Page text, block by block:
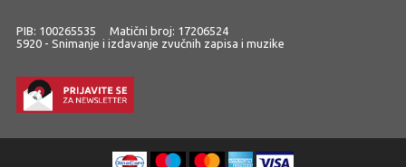
PIB: 100265535 Matični broj: 17206524
5920 - Snimanje i izdavanje zvučnih zapisa i muzike